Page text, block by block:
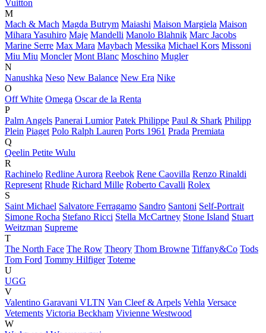
Vuitton
M
Mach & Mach Magda Butrym Maiashi Maison Margiela Maison
Mihara Yasuhiro Maje Mandelli Manolo Blahnik Marc Jacobs
Marine Serre Max Mara Maybach Messika Michael Kors Missoni
Miu Miu Moncler Mont Blanc Moschino Mugler
N
Nanushka Neso New Balance New Era Nike
O
Off White Omega Oscar de la Renta
P
Palm Angels Panerai Lumior Patek Philippe Paul & Shark Philipp
Plein Piaget Polo Ralph Lauren Ports 1961 Prada Premiata
Q
Qeelin Petite Wulu
R
Rachinelo Redline Aurora Reebok Rene Caovilla Renzo Rinaldi
Represent Rhude Richard Mille Roberto Cavalli Rolex
S
Saint Michael Salvatore Ferragamo Sandro Santoni Self-Portrait
Simone Rocha Stefano Ricci Stella McCartney Stone Island Stuart
Weitzman Supreme
T
The North Face The Row Theory Thom Browne Tiffany&Co Tods
Tom Ford Tommy Hilfiger Toteme
U
UGG
V
Valentino Garavani VLTN Van Cleef & Arpels Vehla Versace
Vetements Victoria Beckham Vivienne Westwood
W